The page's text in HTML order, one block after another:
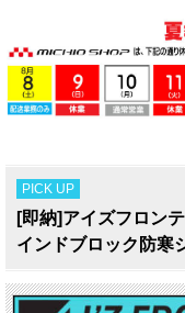
PICK UP
[即納]アイズフロン
インドブロック防寒